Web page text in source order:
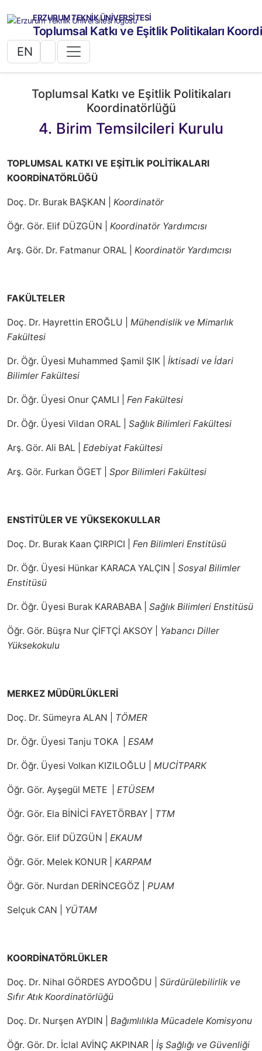
ERZURUM TEKNİK ÜNİVERSİTESİ
Toplumsal Katkı ve Eşitlik Politikaları
EN
Toplumsal Katkı ve Eşitlik Politikaları
Koordinatörlüğü
4. Birim Temsilcileri Kurulu
TOPLUMSAL KATKI VE EŞİTLİK POLİTİKALARI
KOORDİNATÖRLÜĞÜ
Doç. Dr. Burak BAŞKAN | Koordinatör
Öğr. Gör. Elif DÜZGÜN | Koordinatör Yardımcısı
Arş. Gör. Dr. Fatmanur ORAL | Koordinatör Yardımcısı
FAKÜLTELER
Doç. Dr. Hayrettin EROĞLU |
Mühendislik ve Mimarlık
Fakültesi
Dr. Öğr. Üyesi Muhammed Şamil ŞIK | İktisadi ve İdari
Bilimler Fakültesi
Dr. Öğr. Üyesi Onur ÇAMLI | Fen Fakültesi
Dr. Öğr. Üyesi Vildan ORAL | Sağlık Bilimleri Fakültesi
Arş. Gör. Ali BAL | Edebiyat Fakültesi
Arş. Gör. Furkan ÖGET | Spor Bilimleri Fakültesi
ENSTİTÜLER VE YÜKSEKOKULLAR
Doç. Dr. Burak Kaan ÇIRPICI | Fen Bilimleri Enstitüsü
Dr. Öğr. Üyesi Hünkar KARACA YALÇIN | Sosyal Bilimler
Enstitüsü
Dr. Öğr. Üyesi Burak KARABABA | Sağlık Bilimleri Enstitüsü
Öğr. Gör. Büşra Nur ÇİFTÇİ AKSOY |
Yabancı Diller
Yüksekokulu
MERKEZ MÜDÜRLÜKLERİ
Doç. Dr. Sümeyra ALAN | TÖMER
Dr. Öğr. Üyesi Tanju TOKA | ESAM
Dr. Öğr. Üyesi Volkan KIZILOĞLU | MUCİTPARK
Öğr. Gör. Ayşegül METE | ETÜSEM
Öğr. Gör. Ela BİNİCİ FAYETÖRBAY | TTM
Öğr. Gör. Elif DÜZGÜN | EKAUM
Öğr. Gör. Melek KONUR | KARPAM
Öğr. Gör. Nurdan DERİNCEGÖZ | PUAM
Selçuk CAN | YÜTAM
KOORDİNATÖRLÜKLER
Doç. Dr. Nihal GÖRDES AYDOĞDU | Sürdürülebilirlik ve
Sıfır Atık Koordinatörlüğü
Doç. Dr. Nurşen AYDIN | Bağımlılıkla Mücadele Komisyonu
Öğr. Gör. Dr. İclal AVİNÇ AKPINAR | İş Sağlığı ve Güvenliği